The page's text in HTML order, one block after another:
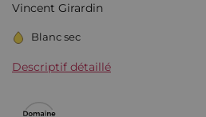
Vincent Girardin
Blanc sec
Descriptif détaillé